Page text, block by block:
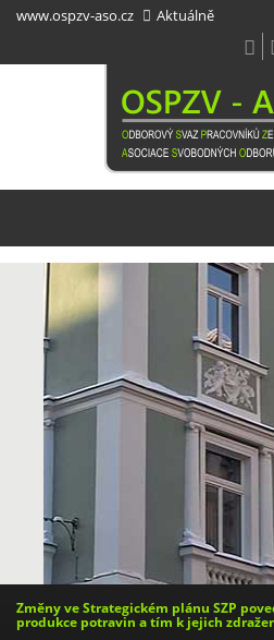
Přejít
obsahu
www.ospzv-aso.cz
Aktuálně
Změny ve Strategickém plánu SZP
produkce potravin a tím k jejich